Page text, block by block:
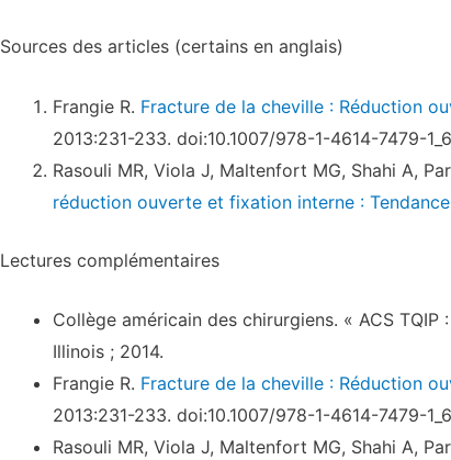
Sources des articles (certains en anglais)
Frangie R. Fracture de la cheville : Réduction
2013:231-233. doi:10.1007/978-1-4614-7479-
Rasouli MR, Viola J, Maltenfort MG, Shahi A,
réduction ouverte et fixation interne :
Lectures complémentaires
Collège américain des chirurgiens. « ACS
Illinois ; 2014.
Frangie R. Fracture de la cheville : Réduction
2013:231-233. doi:10.1007/978-1-4614-7479-
Rasouli MR, Viola J, Maltenfort MG, Shahi A,